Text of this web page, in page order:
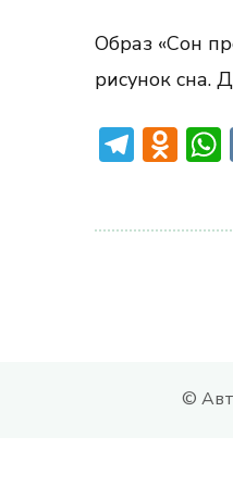
Образ «Сон
рисунок сна.
©